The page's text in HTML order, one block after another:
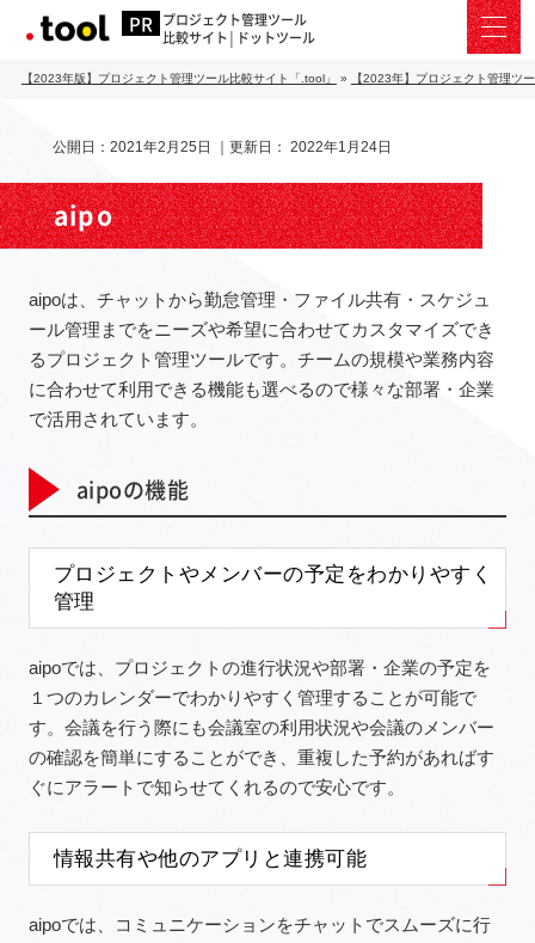
プロジェクト管理ツール
比較サイト│ドットツール
【2023年版】プロジェクト管理ツール比較サイト「.tool」 » 【2023年】プロジェクト管理ツ
公開日： 2021年2月25日 ｜更新日： 2022年1月24日
aipo
aipoは、チャットから勤怠管理・ファイル共有・スケジュ
ール管理までをニーズや希望に合わせてカスタマイズでき
るプロジェクト管理ツールです。チームの規模や業務内容
に合わせて利用できる機能も選べるので様々な部署・企業
で活用されています。
aipoの機能
プロジェクトやメンバーの予定をわかりやすく
管理
aipoでは、プロジェクトの進行状況や部署・企業の予定を
１つのカレンダーでわかりやすく管理することが可能で
す。会議を行う際にも会議室の利用状況や会議のメンバー
の確認を簡単にすることができ、重複した予約があればす
ぐにアラートで知らせてくれるので安心です。
情報共有や他のアプリと連携可能
aipoでは、コミュニケーションをチャットでスムーズに行